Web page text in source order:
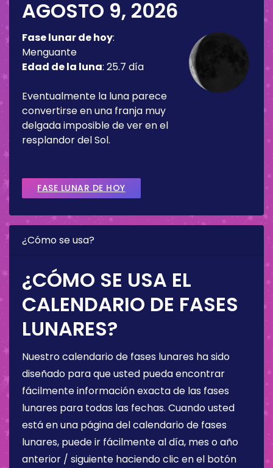
AGOSTO 9, 2026
Fase lunar de hoy:
Menguante
Edad de la luna: 25.7 día
Eventualmente la luna parece
convertirse en una franja muy
delgada imposible de ver en el
resplandor del Sol.
FASE LUNAR DE HOY
¿Cómo se usa?
¿CÓMO SE USA EL
CALENDARIO DE FASES
LUNARES?
Nuestro calendario de fases lunares ha sido
diseñado para que usted pueda encontrar
fácilmente información exacta de las fases
lunares para todas las fechas. Cuando usted
está en una página del calendario de fases
lunares, puede ir fácilmente al día, mes o año
anterior / siguiente haciendo clic en el botón